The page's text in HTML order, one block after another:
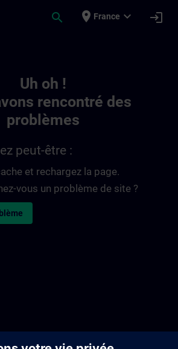
search place France expand_more login
Uh oh !
rencontré des
problèmes
peut-être :
et rechargez la page.
vous un problème de site ?